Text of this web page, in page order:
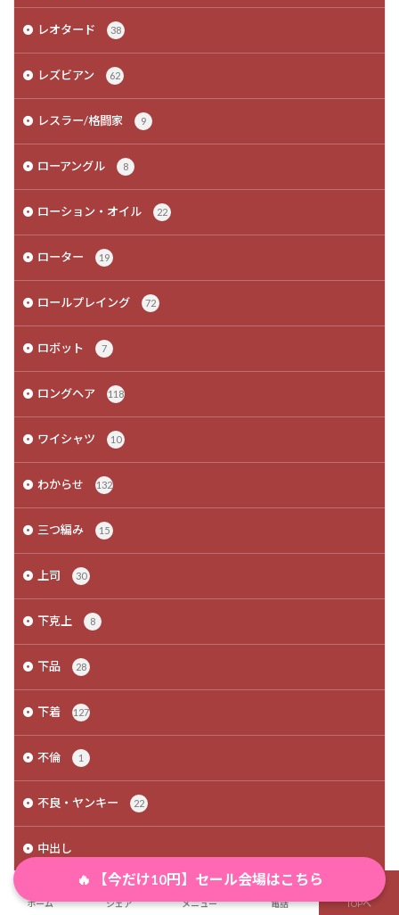
レオタード 38
レズビアン 62
レスラー/格闘家 9
ローアングル 8
ローション・オイル 22
ローター 19
ロールプレイング 72
ロボット 7
ロングヘア 118
ワイシャツ 10
わからせ 132
三つ編み 15
上司 30
下克上 8
下品 28
下着 127
不倫 1
不良・ヤンキー 22
中出し
(3,196)
丸呑み
15
ホーム シェア メニュー 電話 TOPへ
🔥 【今だけ10円】セール会場はこちら